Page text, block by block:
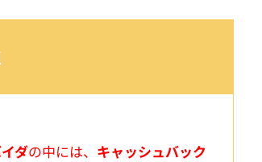
ダの中には、 キャッシュバック